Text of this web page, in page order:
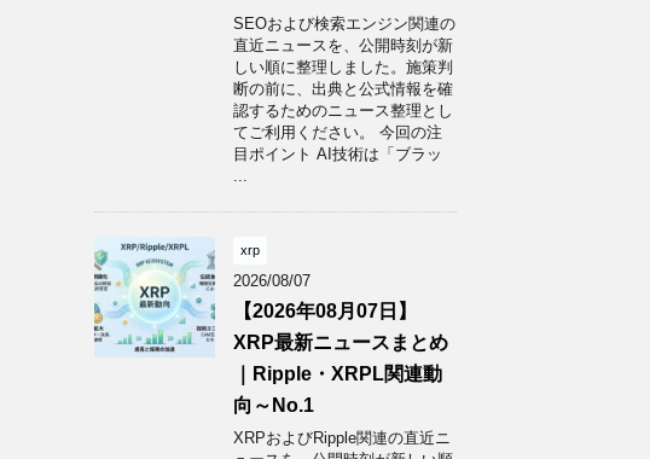
SEOおよび検索エンジン関連の
直近ニュースを、公開時刻が新
しい順に整理しました。施策判
断の前に、出典と公式情報を確
認するためのニュース整理とし
てご利用ください。 今回の注
目ポイント AI技術は「ブラッ
xrp
2026/08/07
【2026年08月07日】
XRP最新ニュースまとめ
｜Ripple・XRPL関連動
向～No.1
XRPおよびRipple関連の直近ニ